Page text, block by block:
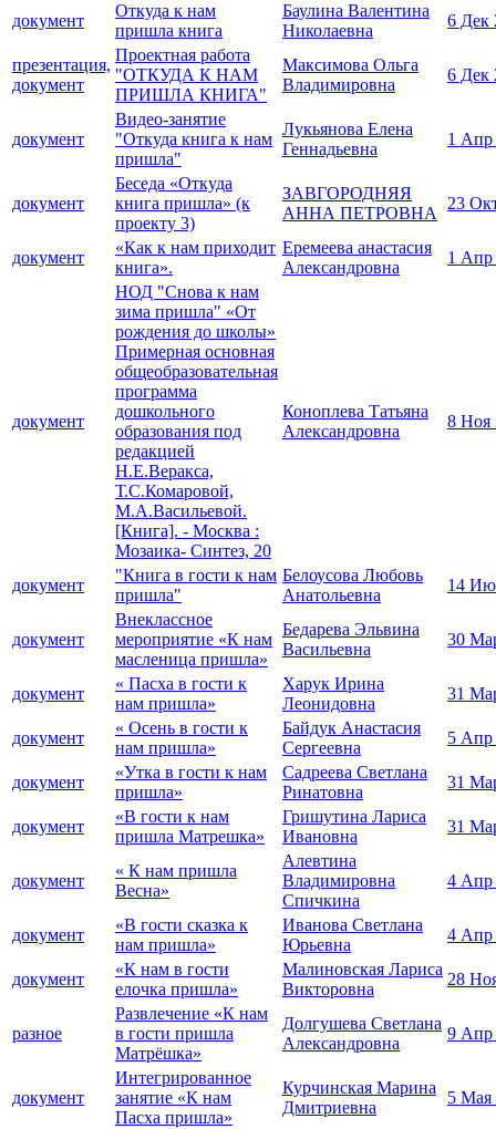
документ
Откуда к нам
пришла книга
Баулина Валентина
Николаевна
6 Дек
презентация,
документ
Проектная работа
"ОТКУДА К НАМ
ПРИШЛА КНИГА"
Максимова Ольга
Владимировна
6 Дек
документ
Видео-занятие
"Откуда книга к нам
пришла"
Лукьянова Елена
Геннадьевна
1 Апр
документ
Беседа «Откуда
книга пришла» (к
проекту 3)
ЗАВГОРОДНЯЯ
АННА ПЕТРОВНА
23
документ
«Как к нам приходит
книга».
Еремеева анастасия
Александровна
1 Апр
документ
НОД "Снова к нам
зима пришла" «От
рождения до школы»
Примерная основная
общеобразовательная
программа
дошкольного
образования под
редакцией
Н.Е.Веракса,
Т.С.Комаровой,
М.А.Васильевой.
[Книга]. - Москва :
Мозаика- Синтез, 20
Коноплева Татьяна
Александровна
8 Ноя
документ
"Книга в гости к нам
пришла"
Белоусова Любовь
Анатольевна
14
документ
Внеклассное
мероприятие «К нам
масленица пришла»
Бедарева Эльвина
Васильевна
30
документ
« Пасха в гости к
нам пришла»
Харук Ирина
Леонидовна
31
документ
« Осень в гости к
нам пришла»
Байдук Анастасия
Сергеевна
5 Апр
документ
«Утка в гости к нам
пришла»
Садреева Светлана
Ринатовна
31
документ
«В гости к нам
пришла Матрешка»
Гришутина Лариса
Ивановна
31
документ
« К нам пришла
Весна»
Алевтина
Владимировна
Спичкина
4 Апр
документ
«В гости сказка к
нам пришла»
Иванова Светлана
Юрьевна
4 Апр
документ
«К нам в гости
елочка пришла»
Малиновская Лариса
Викторовна
28
разное
Развлечение «К нам
в гости пришла
Матрёшка»
Долгушева Светлана
Александровна
9 Апр
документ
Интегрированное
занятие «К нам
Пасха пришла»
Курчинская Марина
Дмитриевна
5 Мая